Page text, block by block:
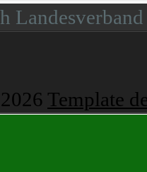
Landesverband
Template